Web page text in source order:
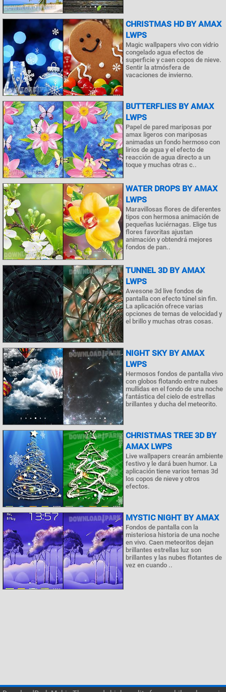
CHRISTMAS HD BY AMAX
LWPS
Magic wallpapers vivo con vidrio
congelado agua efectos de
superficie y caen copos de nieve.
Sentir la atmósfera de
vacaciones de invierno.
BUTTERFLIES BY AMAX
LWPS
Papel de pared mariposas por
amax ligeros con mariposas
animadas un fondo hermoso con
lirios de agua y el efecto de
reacción de agua directo a un
toque y muchas otras c..
WATER DROPS BY AMAX
LWPS
Maravillosas flores de diferentes
tipos con hermosa animación de
pequeñas luciérnagas. Elige tus
flores favoritas ajustan
animación y obtendrá mejores
fondos de pan..
TUNNEL 3D BY AMAX
LWPS
Awesone 3d live fondos de
pantalla con efecto túnel sin fin.
La aplicación ofrece varias
opciones de temas de velocidad y
el brillo y muchas otras cosas.
NIGHT SKY BY AMAX
LWPS
Hermosos fondos de pantalla vivo
con globos flotando entre nubes
mullidas en el fondo de una noche
fantástica del cielo de estrellas
brillantes y ducha del meteorito.
CHRISTMAS TREE 3D BY
AMAX LWPS
Live wallpapers crearán ambiente
festivo y le dará buen humor. La
aplicación tiene varios temas 3d
los copos de nieve y otros
efectos.
MYSTIC NIGHT BY AMAX
Fondos de pantalla con la
misteriosa historia de una noche
en vivo. Caen meteoritos dejan
brillantes estrellas luz son
brillantes y las nubes flotantes de
vez en cuando ..